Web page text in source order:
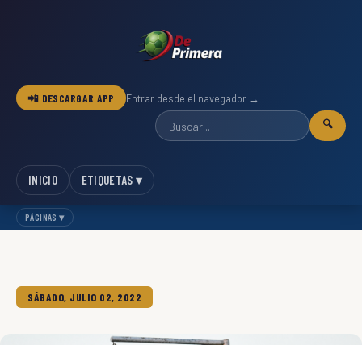
📲 DESCARGAR APP Entrar desde el navegador →
🔍
INICIO ETIQUETAS ▾
PÁGINAS ▾
SÁBADO, JULIO 02, 2022